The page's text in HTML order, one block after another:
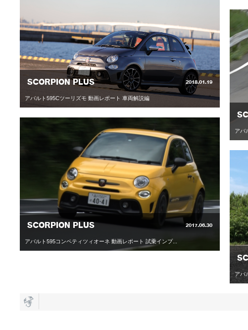
SCORPION PLUS 2018.01.19
アバルト595Cツーリズモ 動画レポート 車両解説編
アバ
SCORPION PLUS 2017.06.30
アバルト595コンペティツィオーネ 動画レポート 試乗インプ...
アバ